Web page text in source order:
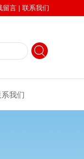
留言 | 联系我们
我们